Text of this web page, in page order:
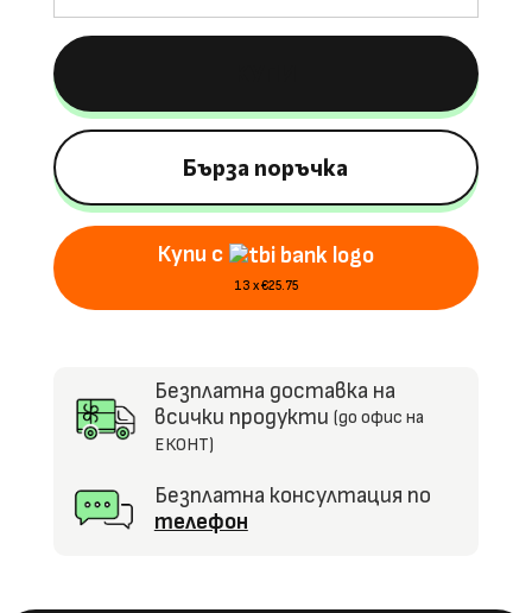
Детско
Акумулаторно
Бъги
Cool,
4х4,
140W,
12V7Ah
Бърза поръчка
Купи с
13 x €25.75
Безплатна доставка на
всички продукти (до офис на
ЕКОНТ)
Безплатна консултация по
телефон